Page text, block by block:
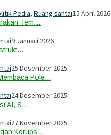
Pedia, Ruang santai15 April 2026
Tem…
9 Januari 2026
25 Desember 2025
Pole…
24 Desember 2025
AI, S…
27 November 2025
Korups…